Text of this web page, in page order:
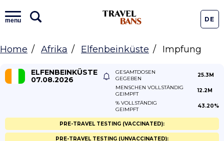
menu DE
Home Afrika Elfenbeinküste Impfung
ELFENBEINKÜSTE
07.08.2026
GESAMTDOSEN
GEGEBEN
25.3M
MENSCHEN VOLLSTÄNDIG
GEIMPFT
12.2M
% VOLLSTÄNDIG
GEIMPFT
43.20%
PRE-TRAVEL TESTING (VACCINATED):
PRE-TRAVEL TESTING (UNVACCINATED):